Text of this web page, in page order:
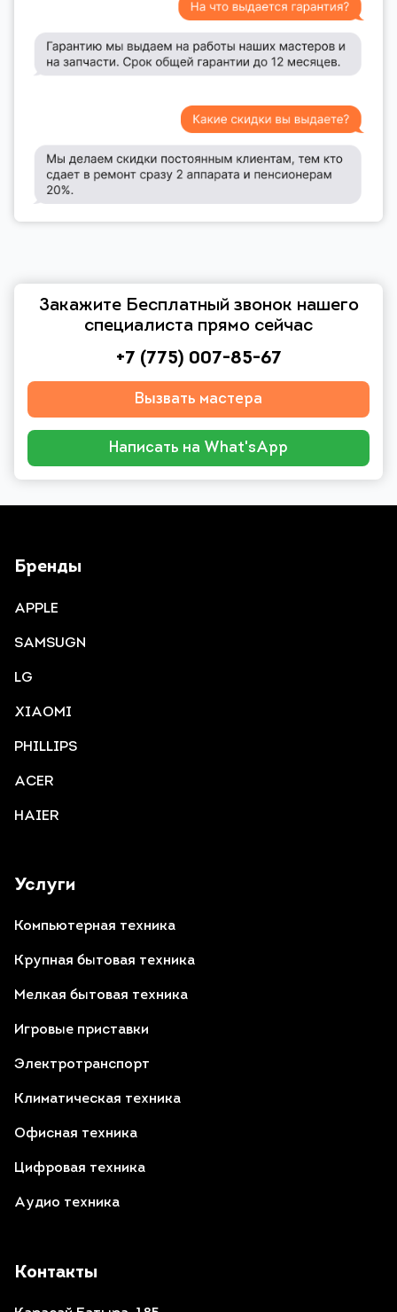
Закажите Бесплатный звонок нашего
специалиста прямо сейчас
+7 (775) 007-85-67
Вызвать мастера
Написать на What'sApp
Контакты
Услуги
Компьютерная техника
Крупная бытовая техника
Мелкая бытовая техника
Игровые приставки
Электротранспорт
Климатическая техника
Офисная техника
Цифровая техника
Аудио техника
Бренды
APPLE
SAMSUGN
LG
XIAOMI
PHILLIPS
ACER
HAIER